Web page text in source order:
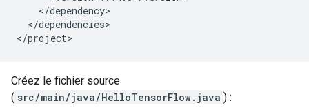
</dependencies>
Créez le fichier source
( src/main/java/HelloTensorFlow.java ) :